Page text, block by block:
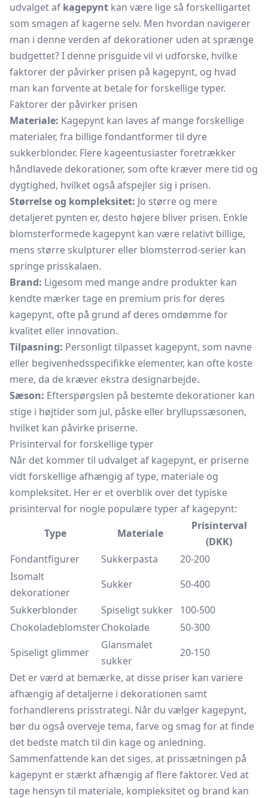
udvalget af kagepynt kan være lige så forskelligartet
som smagen af kagerne selv. Men hvordan navigerer
man i denne verden af dekorationer uden at sprænge
budgettet? I denne prisguide vil vi udforske, hvilke
faktorer der påvirker prisen på kagepynt, og hvad
man kan forvente at betale for forskellige typer.
Faktorer der påvirker prisen
Materiale: Kagepynt kan laves af mange forskellige
materialer, fra billige fondantformer til dyre
sukkerblonder. Flere kageentusiaster foretrækker
håndlavede dekorationer, som ofte kræver mere tid og
dygtighed, hvilket også afspejler sig i prisen.
Størrelse og kompleksitet: Jo større og mere
detaljeret pynten er, desto højere bliver prisen. Enkle
blomsterformede kagepynt kan være relativt billige,
mens større skulpturer eller blomsterrod-serier kan
springe prisskalaen.
Brand: Ligesom med mange andre produkter kan
kendte mærker tage en premium pris for deres
kagepynt, ofte på grund af deres omdømme for
kvalitet eller innovation.
Tilpasning: Personligt tilpasset kagepynt, som navne
eller begivenhedsspecifikke elementer, kan ofte koste
mere, da de kræver ekstra designarbejde.
Sæson: Efterspørgslen på bestemte dekorationer kan
stige i højtider som jul, påske eller bryllupssæsonen,
hvilket kan påvirke priserne.
Prisinterval for forskellige typer
Når det kommer til udvalget af kagepynt, er priserne
vidt forskellige afhængig af type, materiale og
kompleksitet. Her er et overblik over det typiske
prisinterval for nogle populære typer af kagepynt:
Type
Materiale
Prisinterval
(DKK)
Fondantfigurer
Sukkerpasta
20-200
Isomalt
dekorationer
Sukker
50-400
Sukkerblonder
Spiseligt sukker 100-500
ChokoladeblomsterChokolade
50-300
Spiseligt glimmer
Glansmalet
sukker
20-150
Det er værd at bemærke, at disse priser kan variere
afhængig af detaljerne i dekorationen samt
forhandlerens prisstrategi. Når du vælger kagepynt,
bør du også overveje tema, farve og smag for at finde
det bedste match til din kage og anledning.
Sammenfattende kan det siges, at prissætningen på
kagepynt er stærkt afhængig af flere faktorer. Ved at
tage hensyn til materiale, kompleksitet og brand kan